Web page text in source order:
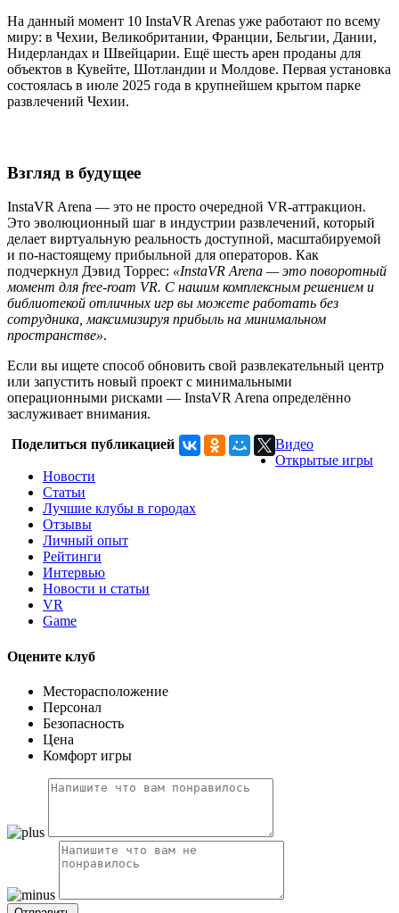
На данный момент 10 InstaVR Arenas уже работают по всему
миру: в Чехии, Великобритании, Франции, Бельгии, Дании,
Нидерландах и Швейцарии. Ещё шесть арен проданы для
объектов в Кувейте, Шотландии и Молдове. Первая установка
состоялась в июле 2025 года в крупнейшем крытом парке
развлечений Чехии.
Взгляд в будущее
InstaVR Arena — это не просто очередной VR-аттракцион.
Это эволюционный шаг в индустрии развлечений, который
делает виртуальную реальность доступной, масштабируемой
и по-настоящему прибыльной для операторов. Как
подчеркнул Дэвид Торрес: «InstaVR Arena — это поворотный
момент для free-roam VR. С нашим комплексным решением и
библиотекой отличных игр вы можете работать без
сотрудника, максимизируя прибыль на минимальном
пространстве».
Если вы ищете способ обновить свой развлекательный центр
или запустить новый проект с минимальными
операционными рисками — InstaVR Arena определённо
заслуживает внимания.
Поделиться публикацией
Видео
Открытые игры
Новости
Статьи
Лучшие клубы в городах
Отзывы
Личный опыт
Рейтинги
Интервью
Новости и статьи
VR
Game
Оцените клуб
Месторасположение
Персонал
Безопасность
Цена
Комфорт игры